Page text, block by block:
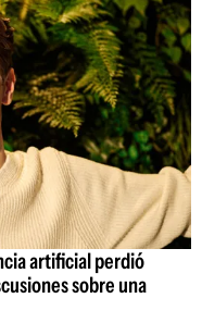
artificial perdió
sobre una